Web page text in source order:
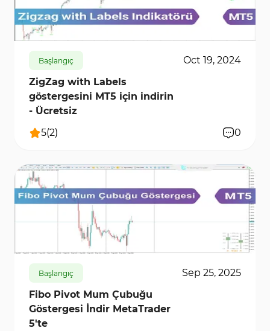
1311 10331
Başlangıç
Oct 19, 2024
ZigZag with Labels
göstergesini MT5 için indirin
- Ücretsiz
5(2) 0
8032
Başlangıç
Sep 25, 2025
Fibo Pivot Mum Çubuğu
Göstergesi İndir MetaTrader
5'te